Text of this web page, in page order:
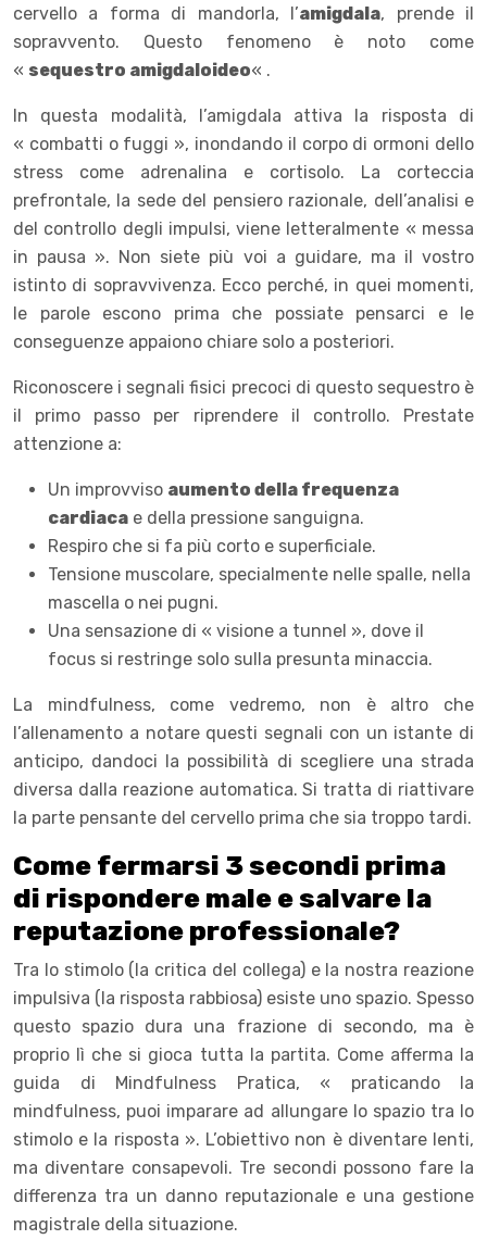
cervello a forma di mandorla, l’amigdala, prende il
sopravvento. Questo fenomeno è noto come
« sequestro amigdaloideo« .
In questa modalità, l’amigdala attiva la risposta di
« combatti o fuggi », inondando il corpo di ormoni dello
stress come adrenalina e cortisolo. La corteccia
prefrontale, la sede del pensiero razionale, dell’analisi e
del controllo degli impulsi, viene letteralmente « messa
in pausa ». Non siete più voi a guidare, ma il vostro
istinto di sopravvivenza. Ecco perché, in quei momenti,
le parole escono prima che possiate pensarci e le
conseguenze appaiono chiare solo a posteriori.
Riconoscere i segnali fisici precoci di questo sequestro è
il primo passo per riprendere il controllo. Prestate
attenzione a:
Un improvviso aumento della frequenza
cardiaca e della pressione sanguigna.
Respiro che si fa più corto e superficiale.
Tensione muscolare, specialmente nelle spalle, nella
mascella o nei pugni.
Una sensazione di « visione a tunnel », dove il
focus si restringe solo sulla presunta minaccia.
La mindfulness, come vedremo, non è altro che
l’allenamento a notare questi segnali con un istante di
anticipo, dandoci la possibilità di scegliere una strada
diversa dalla reazione automatica. Si tratta di riattivare
la parte pensante del cervello prima che sia troppo tardi.
Come fermarsi 3 secondi prima
di rispondere male e salvare la
reputazione professionale?
Tra lo stimolo (la critica del collega) e la nostra reazione
impulsiva (la risposta rabbiosa) esiste uno spazio. Spesso
questo spazio dura una frazione di secondo, ma è
proprio lì che si gioca tutta la partita. Come afferma la
guida di Mindfulness Pratica, « praticando la
mindfulness, puoi imparare ad allungare lo spazio tra lo
stimolo e la risposta ». L’obiettivo non è diventare lenti,
ma diventare consapevoli. Tre secondi possono fare la
differenza tra un danno reputazionale e una gestione
magistrale della situazione.